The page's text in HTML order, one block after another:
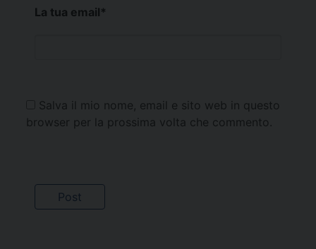
La tua email*
Salva il mio nome, email e sito web in questo
browser per la prossima volta che commento.